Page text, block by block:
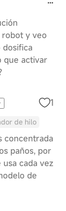
robot y veo
dosifica
que activar
1
de hilo
concentrada
paños, por
cada vez
de